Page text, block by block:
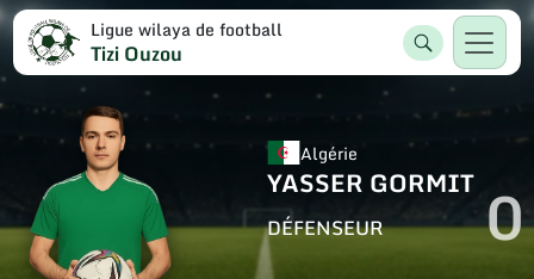
Ligue wilaya de football
Tizi Ouzou
Algérie
YASSER GORMIT
DÉFENSEUR 0